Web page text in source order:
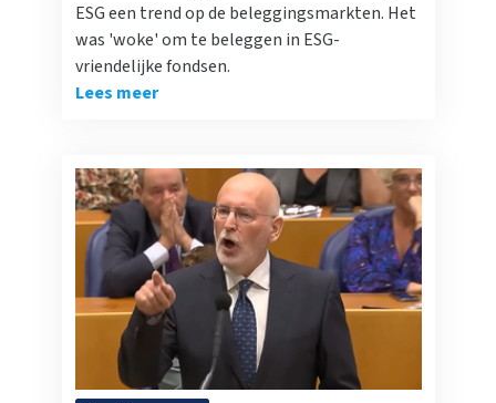
ESG een trend op de beleggingsmarkten. Het
was 'woke' om te beleggen in ESG-
vriendelijke fondsen.
Lees meer